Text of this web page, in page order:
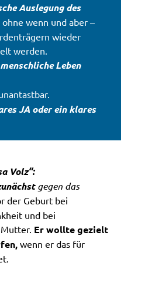
Auslegung des
ohne wenn und aber –
wieder
werden.
Leben
JA oder ein klares
Volz“:
gegen das
der Geburt bei
und bei
Er wollte gezielt
wenn er das für